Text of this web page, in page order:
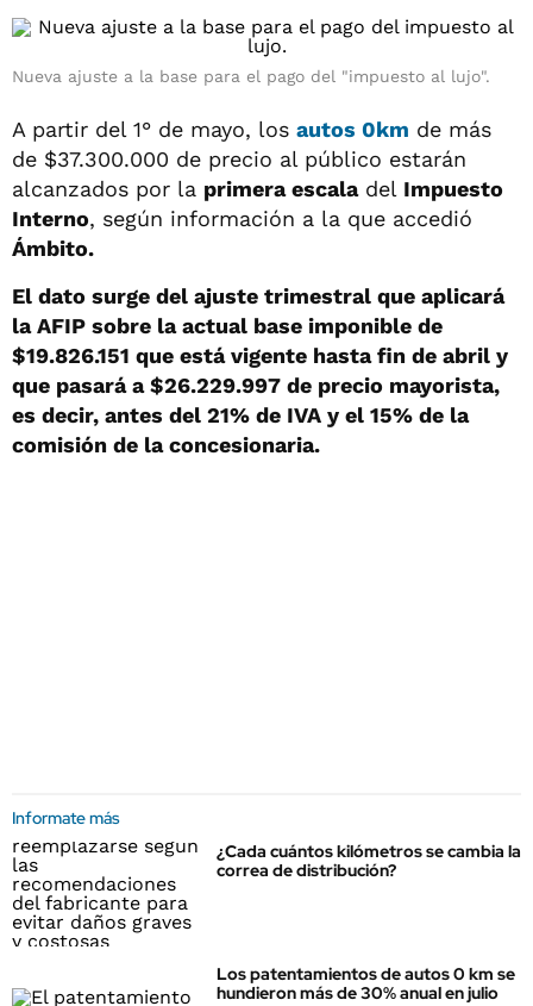
Nueva ajuste a la base para el pago del "impuesto al lujo".
A partir del 1° de mayo, los autos 0km de más
de $37.300.000 de precio al público estarán
alcanzados por la primera escaladel Impuesto
Interno, según información a la que accedió
Ámbito.
El dato surge del ajuste trimestral que aplicará
la AFIP sobre la actual base imponible de
$19.826.151 que está vigente hasta fin de abril y
que pasará a $26.229.997 de precio mayorista,
es decir, antes del 21% de IVA y el 15% de la
comisión de la concesionaria.
Informate más
¿Cada cuántos kilómetros se cambia la
correa de distribución?
Los patentamientos de autos 0 km se
hundieron más de 30% anual en julio